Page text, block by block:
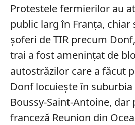
Protestele fermierilor au
public larg în Franța,
șoferi de TIR precum
trai a fost amenințat de
autostrăzilor care a făcut
Donf locuiește în suburbia
Boussy-Saint-Antoine,
franceză Reunion din